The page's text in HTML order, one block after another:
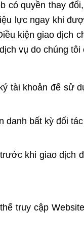
có quyền thay
lực ngay khi
kiện giao dịch
vụ do chúng tôi
tài khoản để sử
bất kỳ đối
khi giao dịch
truy cập